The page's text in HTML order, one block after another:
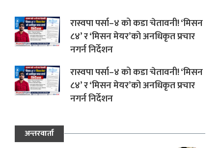
रास्वपा पर्सा–४ को कडा चेतावनी! ‘मिसन
८४’ र ‘मिसन मेयर’को अनधिकृत प्रचार
नगर्न निर्देशन
रास्वपा पर्सा–४ को कडा चेतावनी! ‘मिसन
८४’ र ‘मिसन मेयर’को अनधिकृत प्रचार
नगर्न निर्देशन
अन्तरवार्ता